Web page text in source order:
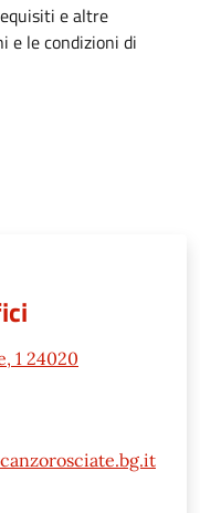
e altre
e le condizioni di
1 24020